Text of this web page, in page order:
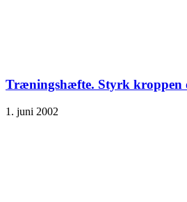
Træningshæfte. Styrk kroppen
1. juni 2002